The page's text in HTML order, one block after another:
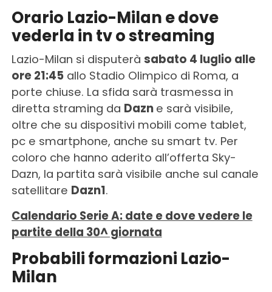
Orario Lazio-Milan e dove
vederla in tv o streaming
Lazio-Milan si disputerà sabato 4 luglio alle
ore 21:45allo Stadio Olimpico di Roma, a
porte chiuse. La sfida sarà trasmessa in
diretta straming da Dazn e sarà visibile,
oltre che su dispositivi mobili come tablet,
pc e smartphone, anche su smart tv. Per
coloro che hanno aderito all’offerta Sky-
Dazn, la partita sarà visibile anche sul canale
satellitare Dazn1.
Calendario Serie A: date e dove vedere le
partite della 30^ giornata
Probabili formazioni Lazio-
Milan